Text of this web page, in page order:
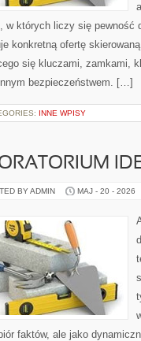
w których liczy się pewność
konkretną ofertę
się kluczami, zamkami,
bezpieczeństwem. […]
INNE WPISY
BY ADMIN MAJ - 20 - 2026
faktów, ale jako